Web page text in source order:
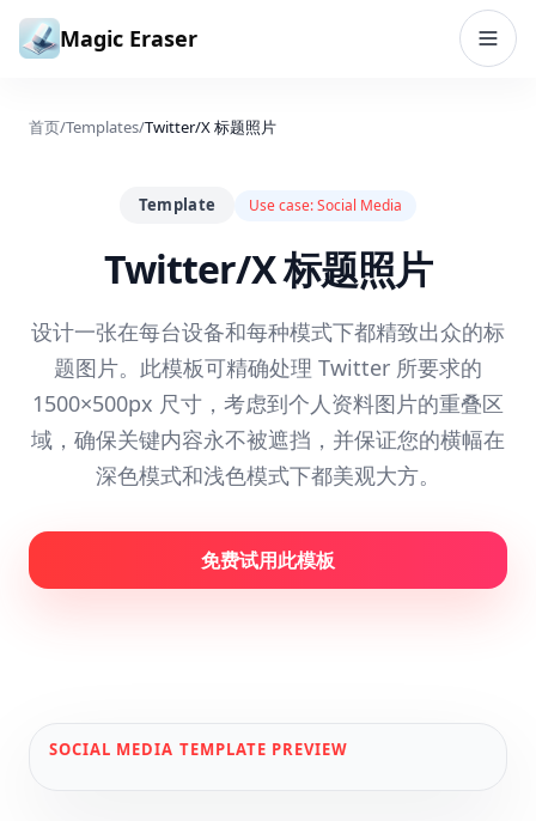
跳到内容
Magic Eraser
首页/Templates/Twitter/X 标题照片
Template Use case:Social Media
Twitter/X 标题照片
设计一张在每台设备和每种模式下都精致出众的标
题图片。此模板可精确处理 Twitter 所要求的
1500×500px 尺寸，考虑到个人资料图片的重叠区
域，确保关键内容永不被遮挡，并保证您的横幅在
深色模式和浅色模式下都美观大方。
免费试用此模板
SOCIAL MEDIA TEMPLATE PREVIEW